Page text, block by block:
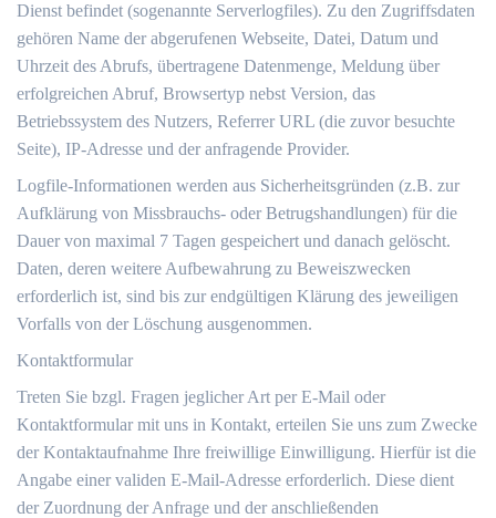
Dienst befindet (sogenannte Serverlogfiles). Zu den Zugriffsdaten
gehören Name der abgerufenen Webseite, Datei, Datum und
Uhrzeit des Abrufs, übertragene Datenmenge, Meldung über
erfolgreichen Abruf, Browsertyp nebst Version, das
Betriebssystem des Nutzers, Referrer URL (die zuvor besuchte
Seite), IP-Adresse und der anfragende Provider.
Logfile-Informationen werden aus Sicherheitsgründen (z.B. zur
Aufklärung von Missbrauchs- oder Betrugshandlungen) für die
Dauer von maximal 7 Tagen gespeichert und danach gelöscht.
Daten, deren weitere Aufbewahrung zu Beweiszwecken
erforderlich ist, sind bis zur endgültigen Klärung des jeweiligen
Vorfalls von der Löschung ausgenommen.
Kontaktformular
Treten Sie bzgl. Fragen jeglicher Art per E-Mail oder
Kontaktformular mit uns in Kontakt, erteilen Sie uns zum Zwecke
der Kontaktaufnahme Ihre freiwillige Einwilligung. Hierfür ist die
Angabe einer validen E-Mail-Adresse erforderlich. Diese dient
der Zuordnung der Anfrage und der anschließenden